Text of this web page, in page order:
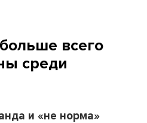
всего
среди
и «не норма»